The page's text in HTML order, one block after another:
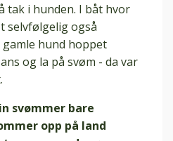
tak i hunden. I båt hvor
selvfølgelig også
gamle hund hoppet
og la på svøm - da var
svømmer bare
opp på land